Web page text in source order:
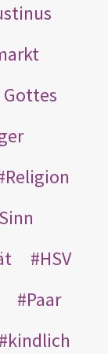
Gottes
Religion
Sinn
HSV
Paar
kindlich